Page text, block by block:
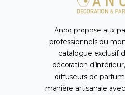
Anoq propose aux
professionnels du
catalogue exclusif
décoration
diffuseurs de
manière artisanale